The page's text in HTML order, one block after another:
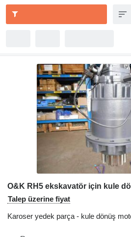
O&K RH5 ekskavatör için kule
Talep üzerine fiyat
Karoser yedek parça - kule dönüş